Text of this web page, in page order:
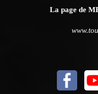
La page de